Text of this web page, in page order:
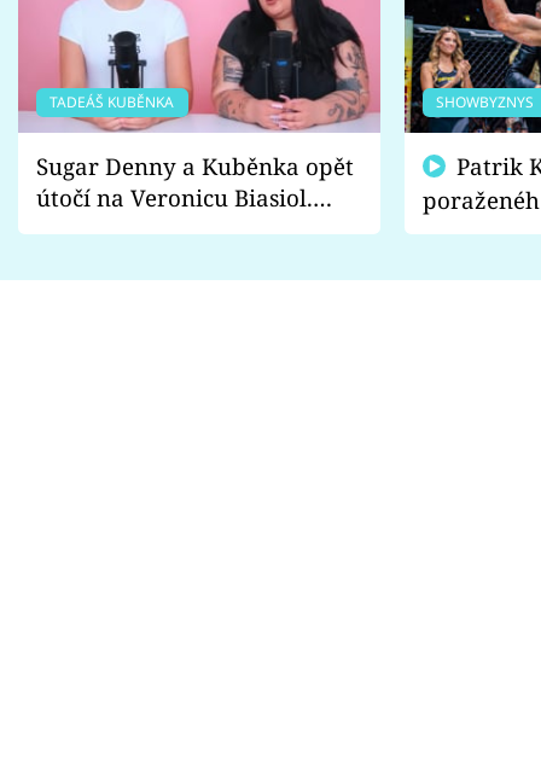
TADEÁŠ KUBĚNKA
Sugar Denny a Kuběnka opět
útočí na Veronicu Biasiol.
Proč je podle nich falešná a
SHOWBYZNYS
fanoušci